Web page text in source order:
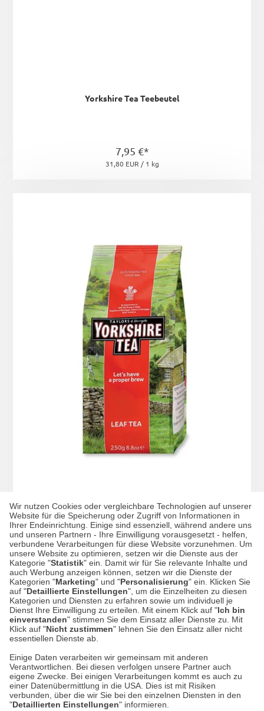
Wir nutzen Cookies oder vergleichbare Technologien auf unserer
Website für die Speicherung oder Zugriff von Informationen in
Ihrer Endeinrichtung. Einige sind essenziell, während andere uns
und unseren Partnern - Ihre Einwilligung vorausgesetzt - helfen,
verbundene Verarbeitungen für diese Website vorzunehmen. Um
unsere Website zu optimieren, setzen wir die Dienste aus der
Kategorie "Statistik" ein. Damit wir für Sie relevante Inhalte und
auch Werbung anzeigen können, setzen wir die Dienste der
Kategorien "Marketing" und "Personalisierung" ein. Klicken Sie
auf "Detaillierte Einstellungen", um die Einzelheiten zu diesen
Kategorien und Diensten zu erfahren sowie um individuell je
Dienst Ihre Einwilligung zu erteilen. Mit einem Klick auf "Ich bin
einverstanden" stimmen Sie dem Einsatz aller Dienste zu. Mit
Klick auf "Nicht zustimmen" lehnen Sie den Einsatz aller nicht
essentiellen Dienste ab.
Einige Daten verarbeiten wir gemeinsam mit anderen
Verantwortlichen. Bei diesen verfolgen unsere Partner auch
eigene Zwecke. Bei einigen Verarbeitungen kommt es auch zu
einer Datenübermittlung in die USA. Dies ist mit Risiken
verbunden, über die wir Sie bei den einzelnen Diensten in den
"Detaillierten Einstellungen" informieren.
Yorkshire Tea Teebeutel
7,95 €*
31,80 EUR / 1 kg
Yorkshire Tea loser Tee
6,89 €*
27,56 EUR / 1 kg
Datenschutz
Impressum